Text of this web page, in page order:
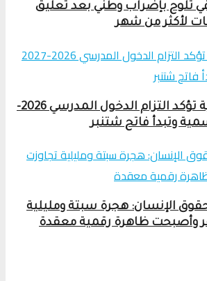
تلوح بإضراب وطني بعد تعليق
لأكثر من شهر
وزارة التربية الوطنية تؤكد التزام الدخول المدرسي 2026-
الإنسان: هجرة سبتة ومليلية
وأصبحت ظاهرة رقمية معقدة